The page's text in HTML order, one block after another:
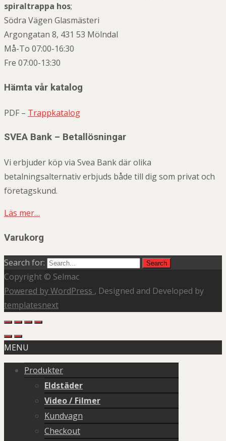
spiraltrappa hos;
Södra Vägen Glasmästeri
Argongatan 8, 431 53 Mölndal
Må-To 07:00-16:30
Fre 07:00-13:30
Hämta vår katalog
PDF – Trappkatalog
SVEA Bank – Betallösningar
Vi erbjuder köp via Svea Bank där olika
betalningsalternativ erbjuds både till dig som privat och
företagskund.
Läs mer…
Varukorg
Search for:
Copyright © Selmac
Powered by WordPress , Designed and Developed by
templatesnext
MENU
Produkter
Eldstäder
Video / Filmer
Kundvagn
Checkout